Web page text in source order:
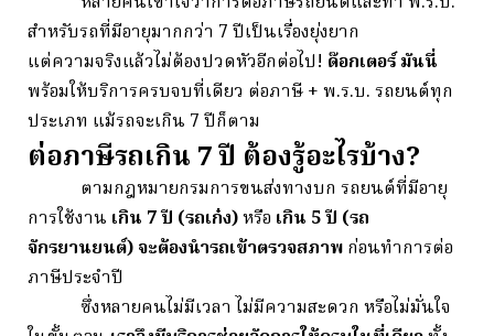
สำหรับรถที่มีอายุมากกว่า 7ปีเป็นเรื่องยุ่งยาก
แต่ความจริงแล้วไม่ต้องปวดหัวอีกต่อไป! ด๊อกเตอร์มันนี่
พร้อมให้บริการครบจบที่เดียว ต่อภาษี +พ.ร.บ.รถยนต์ทุก
ประเภท แม้รถจะเกิน 7ปีก็ตาม
ต่อภาษีรถเกิน 7 ปี ต้องรู้อะไรบ้าง?
ตามกฎหมายกรมการขนส่งทางบก รถยนต์ที่มีอายุ
การใช้งาน เกิน 7ปี (รถเก๋ง)หรือ เกิน 5ปี (รถ
จักรยานยนต์)จะต้องนำรถเข้าตรวจสภาพก่อนทำการต่อ
ภาษีประจำปี
ซึ่งหลายคนไม่มีเวลา ไม่มีความสะดวก หรือไม่มั่นใจ